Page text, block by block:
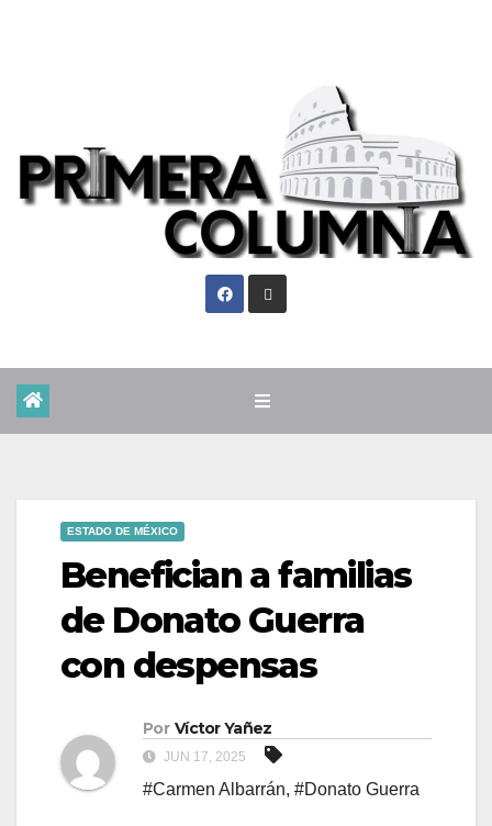
ESTADO DE MÉXICO
Benefician a familias
de Donato Guerra
con despensas
Por Víctor Yañez
JUN 17, 2025
#Carmen Albarrán, #Donato Guerra